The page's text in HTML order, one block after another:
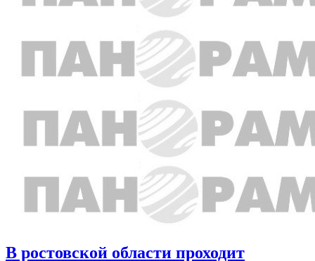
В ростовской области проходит